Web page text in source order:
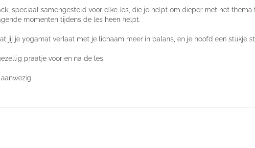
speciaal samengesteld voor elke les, die je helpt om dieper met het thema
momenten tijdens de les heen helpt.
jij je yogamat verlaat met je lichaam meer in balans, en je hoofd een stukje
praatje voor en na de les.